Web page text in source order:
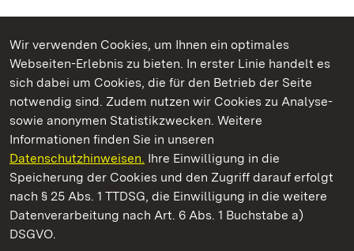
Wir verwenden Cookies, um Ihnen ein optimales
Webseiten-Erlebnis zu bieten. In erster Linie handelt es
sich dabei um Cookies, die für den Betrieb der Seite
notwendig sind. Zudem nutzen wir Cookies zu Analyse-
sowie anonymen Statistikzwecken. Weitere
Informationen finden Sie in unseren
Datenschutzhinweisen. Ihre Einwilligung in die
Speicherung der Cookies und den Zugriff darauf erfolgt
nach § 25 Abs. 1 TTDSG, die Einwilligung in die weitere
Datenverarbeitung nach Art. 6 Abs. 1 Buchstabe a)
DSGVO.
Kommen. Staunen. Genießen.
Staatliche Schlösser und Gärten Baden‑Württemberg
Staatliche Schlösser und Gärten Baden-Württemberg
Kontakt